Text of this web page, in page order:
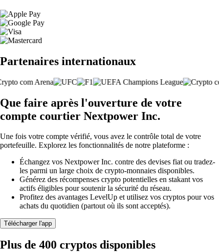
Partenaires internationaux
Que faire après l'ouverture de votre
compte courtier Nextpower Inc.
Une fois votre compte vérifié, vous avez le contrôle total de votre
portefeuille. Explorez les fonctionnalités de notre plateforme :
Échangez vos Nextpower Inc. contre des devises fiat ou tradez-
les parmi un large choix de crypto-monnaies disponibles.
Générez des récompenses crypto potentielles en stakant vos
actifs éligibles pour soutenir la sécurité du réseau.
Profitez des avantages LevelUp et utilisez vos cryptos pour vos
achats du quotidien (partout où ils sont acceptés).
Télécharger l'app
Plus de 400 cryptos disponibles